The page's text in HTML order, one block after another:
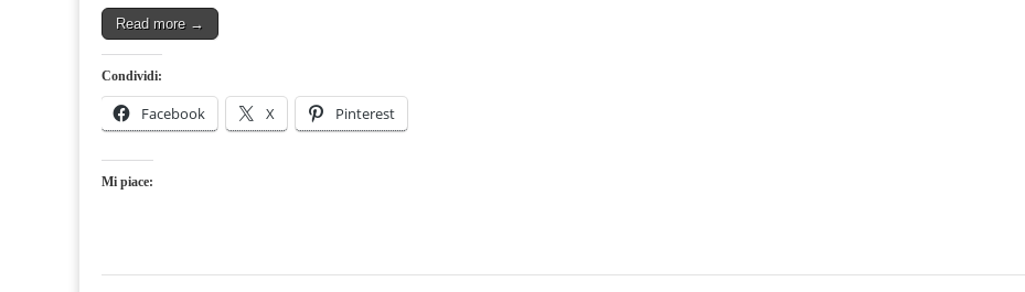
Read more →
Condividi:
Facebook X Pinterest
Mi piace: